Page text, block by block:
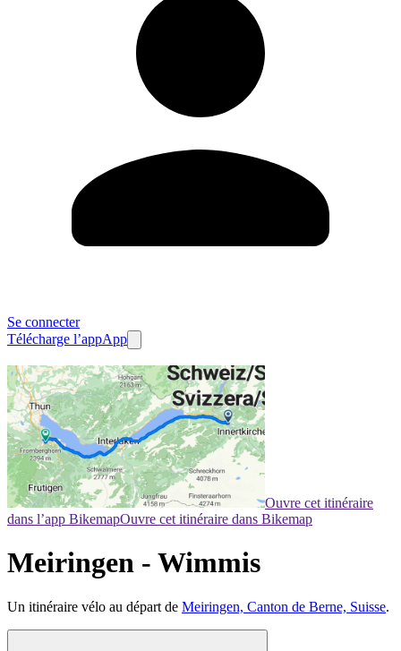
Se connecter
Télécharge l’appApp
Ouvre cet itinéraire
dans l’app BikemapOuvre cet itinéraire dans Bikemap
Meiringen - Wimmis
Un itinéraire vélo au départ de Meiringen, Canton de Berne, Suisse.